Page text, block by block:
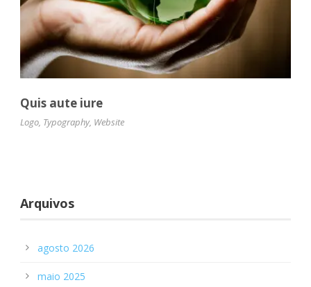
Quis aute iure
Logo, Typography, Website
Arquivos
agosto 2026
maio 2025